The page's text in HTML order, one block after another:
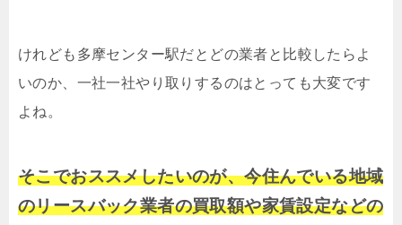
けれども多摩センター駅だとどの業者と比較したらよ
いのか、一社一社やり取りするのはとっても大変です
よね。
そこでおススメしたいのが、今住んでいる地域
のリースバック業者の買取額や家賃設定などの